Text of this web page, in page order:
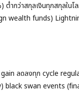
ต่ำกว่าสกุลเงินทุกสกุลใ
wealth funds)
ลดลงทุก cycle
black swan events